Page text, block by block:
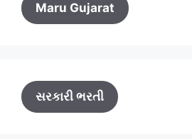
Maru Gujarat
સરકારી ભરતી